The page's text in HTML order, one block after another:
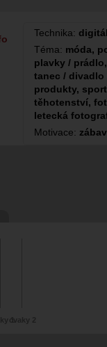
Technika:
Téma: móda,
plavky /
tanec / divadlo
produkty,
těhotenství,
letecká
Motivace: